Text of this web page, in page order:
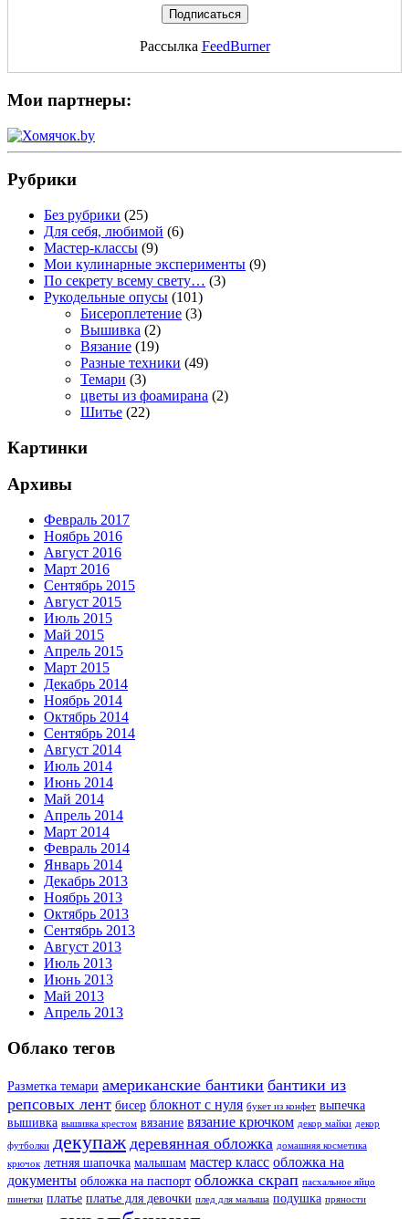
Рассылка FeedBurner
Мои партнеры:
Рубрики
Без рубрики (25)
Для себя, любимой (6)
Мастер-классы (9)
Мои кулинарные эксперименты (9)
По секрету всему свету… (3)
Рукодельные опусы (101)
Бисероплетение (3)
Вышивка (2)
Вязание (19)
Разные техники (49)
Темари (3)
цветы из фоамирана (2)
Шитье (22)
Картинки
Архивы
Февраль 2017
Ноябрь 2016
Август 2016
Март 2016
Сентябрь 2015
Август 2015
Июль 2015
Май 2015
Апрель 2015
Март 2015
Декабрь 2014
Ноябрь 2014
Октябрь 2014
Сентябрь 2014
Август 2014
Июль 2014
Июнь 2014
Май 2014
Апрель 2014
Март 2014
Февраль 2014
Январь 2014
Декабрь 2013
Ноябрь 2013
Октябрь 2013
Сентябрь 2013
Август 2013
Июль 2013
Июнь 2013
Май 2013
Апрель 2013
Облако тегов
Разметка темари американские бантики бантики из
репсовых лент бисер блокнот с нуля букет из конфет выпечка
вышивка вышивка крестом вязание вязание крючком декор майки декор
футболки декупаж деревянная обложка домашняя косметика
крючок летняя шапочка малышам мастер класс обложка на
документы обложка на паспорт обложка скрап пасхальное яйцо
пинетки платье платье для девочки плед для малыша подушка пряности